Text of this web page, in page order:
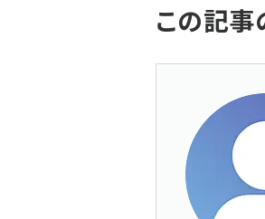
この記事